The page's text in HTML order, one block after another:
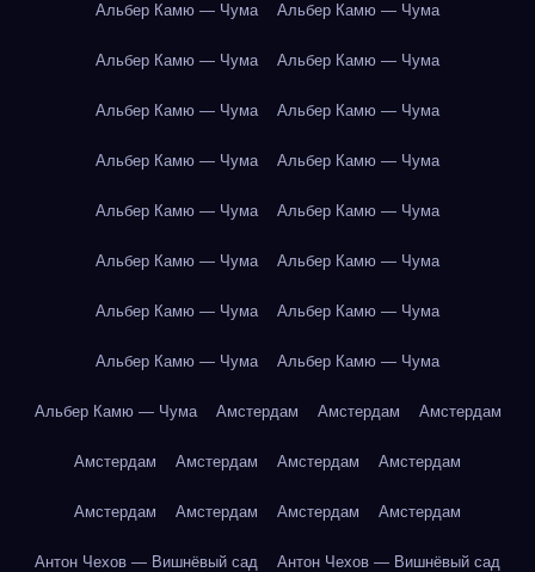
Альбер Камю — Чума Альбер Камю — Чума
Альбер Камю — Чума Альбер Камю — Чума
Альбер Камю — Чума Альбер Камю — Чума
Альбер Камю — Чума Альбер Камю — Чума
Альбер Камю — Чума Альбер Камю — Чума
Альбер Камю — Чума Альбер Камю — Чума
Альбер Камю — Чума Альбер Камю — Чума
Альбер Камю — Чума Альбер Камю — Чума
Альбер Камю — Чума Амстердам Амстердам Амстердам
Амстердам Амстердам Амстердам Амстердам
Амстердам Амстердам Амстердам Амстердам
Антон Чехов — Вишнёвый сад Антон Чехов — Вишнёвый сад